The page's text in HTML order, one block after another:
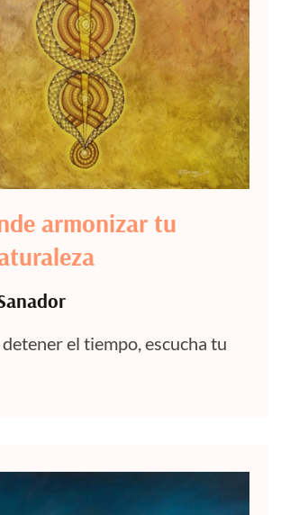
armonizar tu
detener el tiempo, escucha tu